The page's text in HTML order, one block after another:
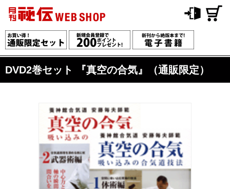
DVD2巻セット 『真空の合気』（通販限定）